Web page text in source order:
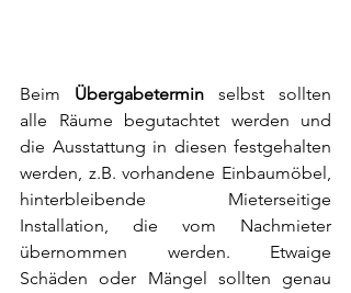
Beim Übergabetermin selbst sollten
alle Räume begutachtet werden und
die Ausstattung in diesen festgehalten
werden, z.B. vorhandene Einbaumöbel,
hinterbleibende Mieterseitige
Installation, die vom Nachmieter
übernommen werden. Etwaige
Schäden oder Mängel sollten genau